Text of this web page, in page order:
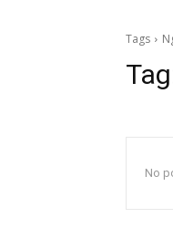
Tags
No